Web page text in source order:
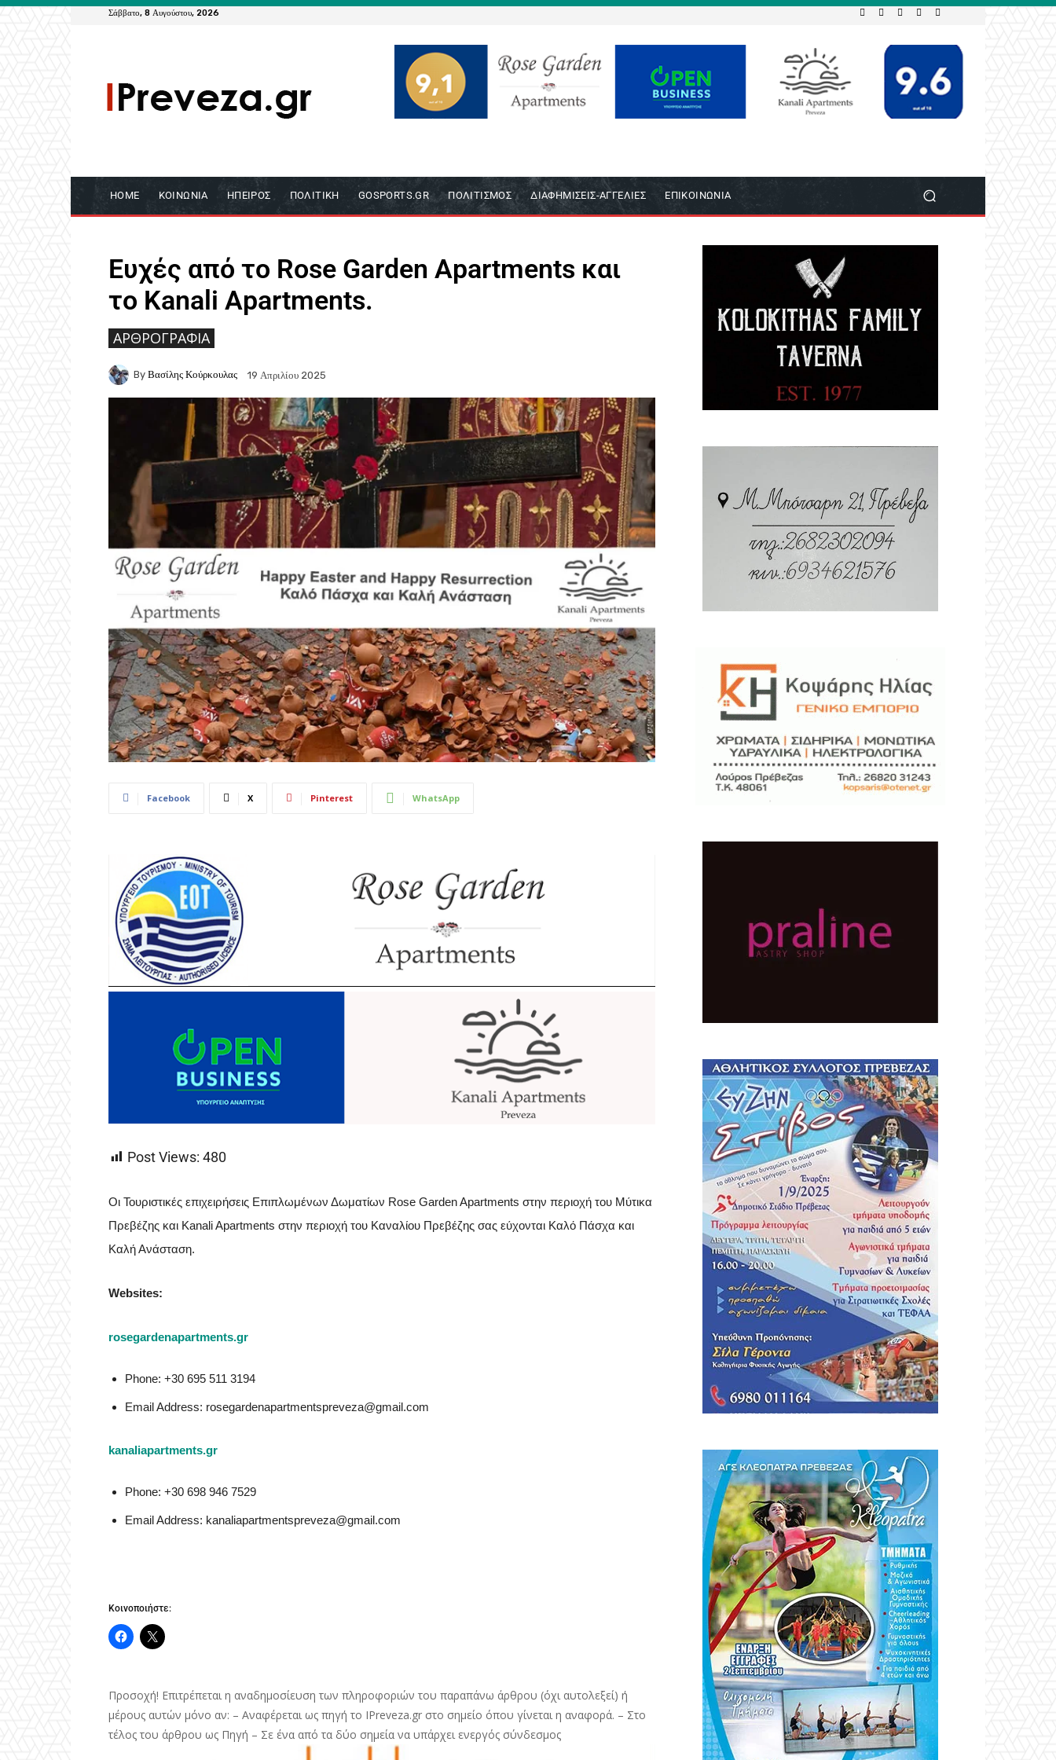
Σάββατο, 8 Αυγούστου, 2026
HOME ΚΟΙΝΩΝΊΑ ΉΠΕΙΡΟΣ ΠΟΛΙΤΙΚΉ GOSPORTS.GR ΠΟΛΙΤΙΣΜΌΣ ΔΙΑΦΗΜΊΣΕΙΣ-ΑΓΓΕΛΊΕΣ ΕΠΙΚΟΙΝΩΝΙΑ
Ευχές από το Rose Garden Apartments και
το Kanali Apartments.
ΑΡΘΡΟΓΡΑΦΊΑ
By Βασίλης Κούρκουλας 19 Απριλίου 2025
Facebook X Pinterest WhatsApp
Post Views: 480
Οι Τουριστικές επιχειρήσεις Επιπλωμένων Δωματίων Rose Garden Apartments στην περιοχή του Μύτικα
Πρεβέζης και Kanali Apartments στην περιοχή του Καναλίου Πρεβέζης σας εύχονται Καλό Πάσχα και
Καλή Ανάσταση.
Websites:
rosegardenapartments.gr
Phone: +30 695 511 3194
Email Address: rosegardenapartmentspreveza@gmail.com
kanaliapartments.gr
Phone: +30 698 946 7529
Email Address: kanaliapartmentspreveza@gmail.com
Κοινοποιήστε:
Προσοχή! Επιτρέπεται η αναδημοσίευση των πληροφοριών του παραπάνω άρθρου (όχι αυτολεξεί) ή
μέρους αυτών μόνο αν: – Αναφέρεται ως πηγή το IPreveza.gr στο σημείο όπου γίνεται η αναφορά. – Στο
τέλος του άρθρου ως Πηγή – Σε ένα από τα δύο σημεία να υπάρχει ενεργός σύνδεσμος